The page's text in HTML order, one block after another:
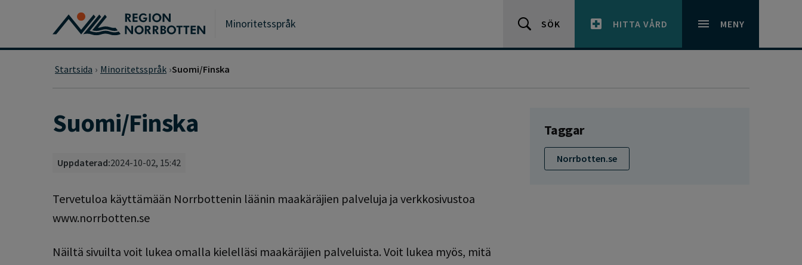
Gå till huvudmeny
Gå till övergripande innehåll
Minoritetsspråk SÖK HITTA VÅRD MENY
Startsida Minoritetsspråk Suomi/Finska
Suomi/Finska
Uppdaterad:2024-10-02, 15:42
Tervetuloa käyttämään Norrbottenin läänin maakäräjien palveluja ja verkkosivustoa
www.norrbotten.se
Näiltä sivuilta voit lukea omalla kielelläsi maakäräjien palveluista. Voit lukea myös, mitä
Taggar
Norrbotten.se